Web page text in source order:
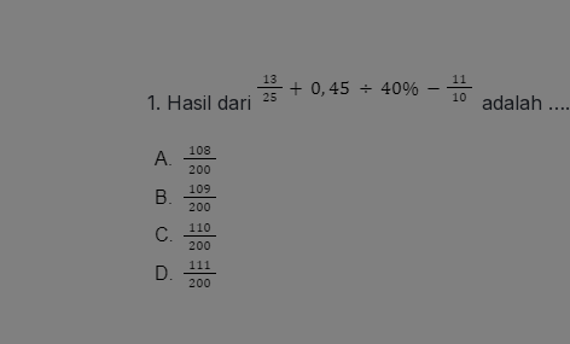
1. Hasil dari adalah ….